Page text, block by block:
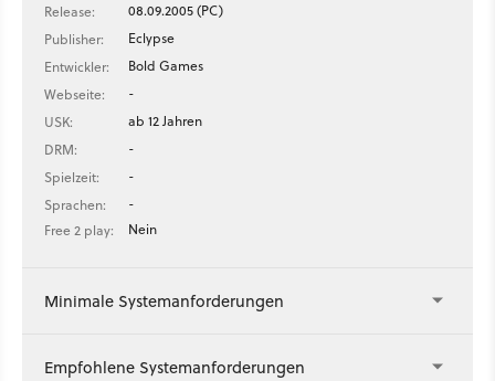
Release:
08.09.2005 (PC)
Publisher:
Eclypse
Entwickler:
Bold Games
Webseite:
-
USK:
ab 12 Jahren
DRM:
-
Spielzeit:
-
Sprachen:
-
Free 2 play:
Nein
Minimale Systemanforderungen
Empfohlene Systemanforderungen